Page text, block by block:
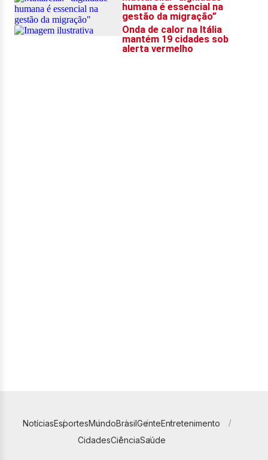
NotíciasEsportesMundoBrasilGenteEntretenimento
CidadesCiênciaSaúde